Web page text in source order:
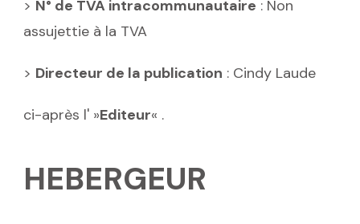
> N° de TVA intracommunautaire : Non
assujettie à la TVA
> Directeur de la publication : Cindy Laude
ci-après l' »Editeur« .
HEBERGEUR